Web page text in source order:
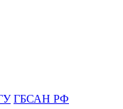
ГБСАН РФ